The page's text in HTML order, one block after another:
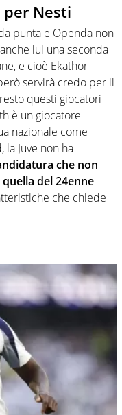
Nesti
punta e Openda non
lui una seconda
e cioè Ekathor
servirà credo per il
questi giocatori
è un giocatore
nazionale come
la Juve non ha
che non
del 24enne
che chiede